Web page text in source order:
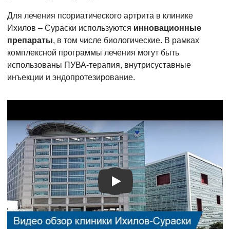
Для лечения псориатического артрита в клинике
Ихилов – Сураски используются инновационные
препараты, в том числе биологические. В рамках
комплексной программы лечения могут быть
использованы ПУВА-терапия, внутрисуставные
инъекции и эндопротезирование.
Видео о лечении